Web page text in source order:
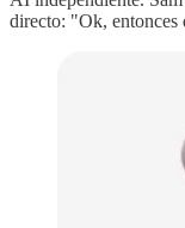
directo: "Ok, entonces